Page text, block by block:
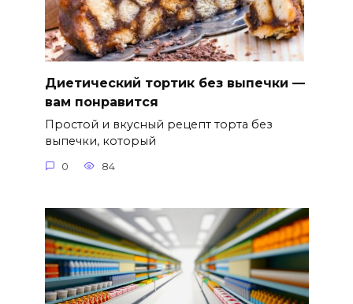
Диетический тортик без выпечки —
вам понравится
Простой и вкусный рецепт торта без
выпечки, который
0 84